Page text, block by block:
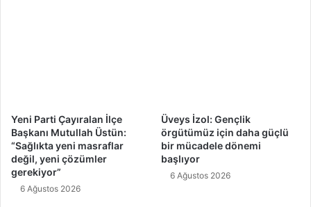
Yeni Parti Çayıralan İlçe
Başkanı Mutullah Üstün:
“Sağlıkta yeni masraflar
değil, yeni çözümler
gerekiyor”
6 Ağustos 2026
Üveys İzol: Gençlik
örgütümüz için daha güçlü
bir mücadele dönemi
başlıyor
6 Ağustos 2026